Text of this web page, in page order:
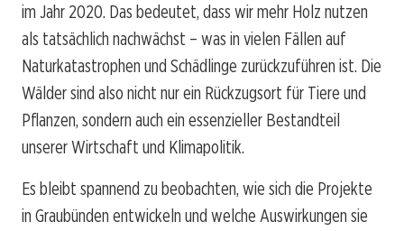
im Jahr 2020. Das bedeutet, dass wir mehr Holz nutzen
als tatsächlich nachwächst – was in vielen Fällen auf
Naturkatastrophen und Schädlinge zurückzuführen ist. Die
Wälder sind also nicht nur ein Rückzugsort für Tiere und
Pflanzen, sondern auch ein essenzieller Bestandteil
unserer Wirtschaft und Klimapolitik.
Es bleibt spannend zu beobachten, wie sich die Projekte
in Graubünden entwickeln und welche Auswirkungen sie